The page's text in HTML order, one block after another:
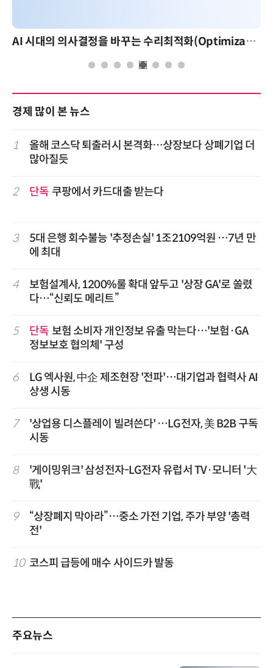
AI 시대의 의사결정을 바꾸는 수리최적화(Optimization): 실제 산업 적용 사례와 활용 전략
경제 많이 본 뉴스
1
올해 코스닥 퇴출러시 본격화…상장보다 상폐기업 더
많아질듯
2 단독 쿠팡에서 카드대출 받는다
3
5대 은행 회수불능 '추정손실' 1조2109억원 …7년 만
에 최대
4
보험설계사, 1200%룰 확대 앞두고 '상장 GA'로 쏠렸
다…“신뢰도 메리트”
5 단독 보험 소비자 개인정보 유출 막는다…'보험·GA
정보보호 협의체' 구성
6
LG 엑사원, 中企 제조현장 '전파'…대기업과 협력사 AI
상생 시동
7
'상업용 디스플레이 빌려쓴다' …LG전자, 美 B2B 구독
시동
8
'게이밍위크' 삼성전자-LG전자 유럽서 TV·모니터 '大
戰'
9
“상장폐지 막아라”…중소 가전 기업, 주가 부양 '총력
전'
10 코스피 급등에 매수 사이드카 발동
주요뉴스